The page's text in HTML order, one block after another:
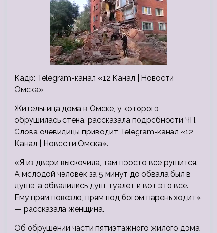
Кадр: Telegram-канал «12 Канал | Новости
Омска»
Жительница дома в Омске, у которого
обрушилась стена, рассказала подробности ЧП.
Слова очевидицы приводит Telegram-канал «12
Канал | Новости Омска».
«Я из двери выскочила, там просто все рушится.
А молодой человек за 5 минут до обвала был в
душе, а обвалились душ, туалет и вот это все.
Ему прям повезло, прям под богом парень ходит»,
— рассказала женщина.
Об обрушении части пятиэтажного жилого дома